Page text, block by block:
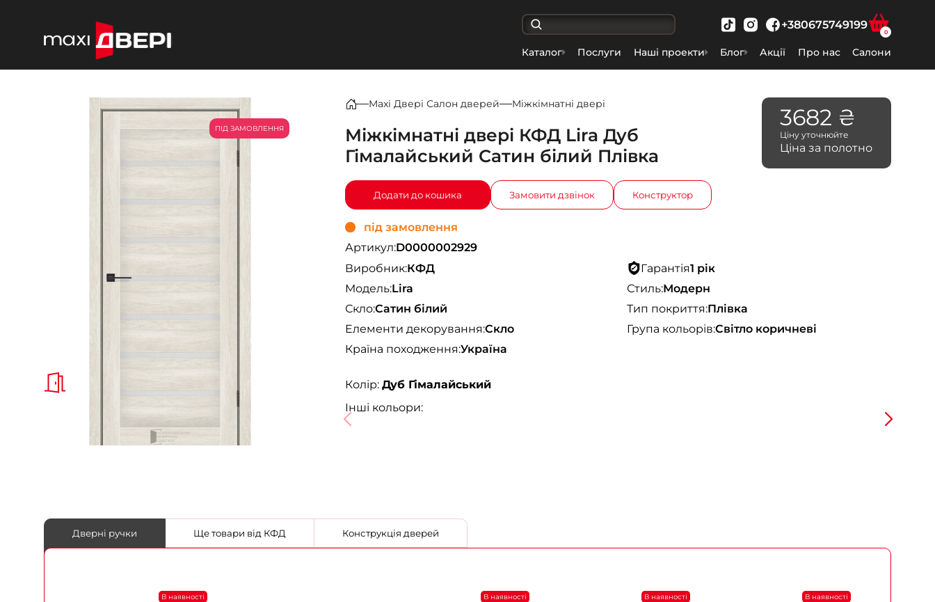
+380675749199
0
Каталог Послуги Наші проекти Блог Акції Про нас Салони
ПІД ЗАМОВЛЕННЯ
Maxi Двері Салон дверей Міжкімнатні двері
Міжкімнатні двері КФД Lira Дуб
Гімалайський Сатин білий Плівка
Додати до кошика Замовити дзвінок Конструктор
під замовлення
Артикул:D0000002929
Виробник:КФД Гарантія1 рік
Модель:Lira Стиль:Модерн
Скло:Сатин білий Тип покриття:Плівка
Елементи декорування:Скло Група кольорів:Світло коричневі
Країна походження:Україна
Колір: Дуб Гімалайський
Інші кольори:
3682 ₴
Ціну уточнюйте
Ціна за полотно
Дверні ручки Ще товари від КФД Конструкція дверей
В наявності В наявності В наявності В наявності